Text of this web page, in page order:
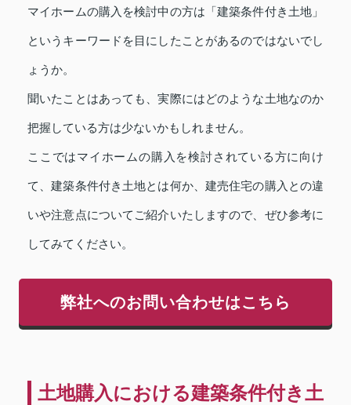
マイホームの購入を検討中の方は「建築条件付き土地」
というキーワードを目にしたことがあるのではないでし
ょうか。
聞いたことはあっても、実際にはどのような土地なのか
把握している方は少ないかもしれません。
ここではマイホームの購入を検討されている方に向け
て、建築条件付き土地とは何か、建売住宅の購入との違
いや注意点についてご紹介いたしますので、ぜひ参考に
してみてください。
弊社へのお問い合わせはこちら
土地購入における建築条件付き土